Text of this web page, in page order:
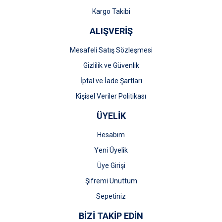
Kargo Takibi
ALIŞVERİŞ
Mesafeli Satış Sözleşmesi
Gizlilik ve Güvenlik
İptal ve İade Şartları
Kişisel Veriler Politikası
ÜYELİK
Hesabım
Yeni Üyelik
Üye Girişi
Şifremi Unuttum
Sepetiniz
BİZİ TAKİP EDİN